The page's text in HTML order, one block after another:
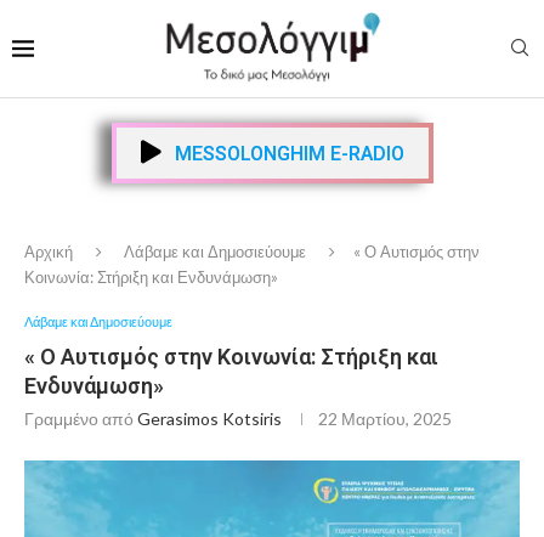
MESSOLONGHIM E-RADIO
Αρχική Λάβαμε και Δημοσιεύουμε
« Ο Αυτισμός στην
Κοινωνία: Στήριξη και Ενδυνάμωση»
Λάβαμε και Δημοσιεύουμε
« Ο Αυτισμός στην Κοινωνία: Στήριξη και
Ενδυνάμωση»
Γραμμένο από Gerasimos Kotsiris 22 Μαρτίου, 2025